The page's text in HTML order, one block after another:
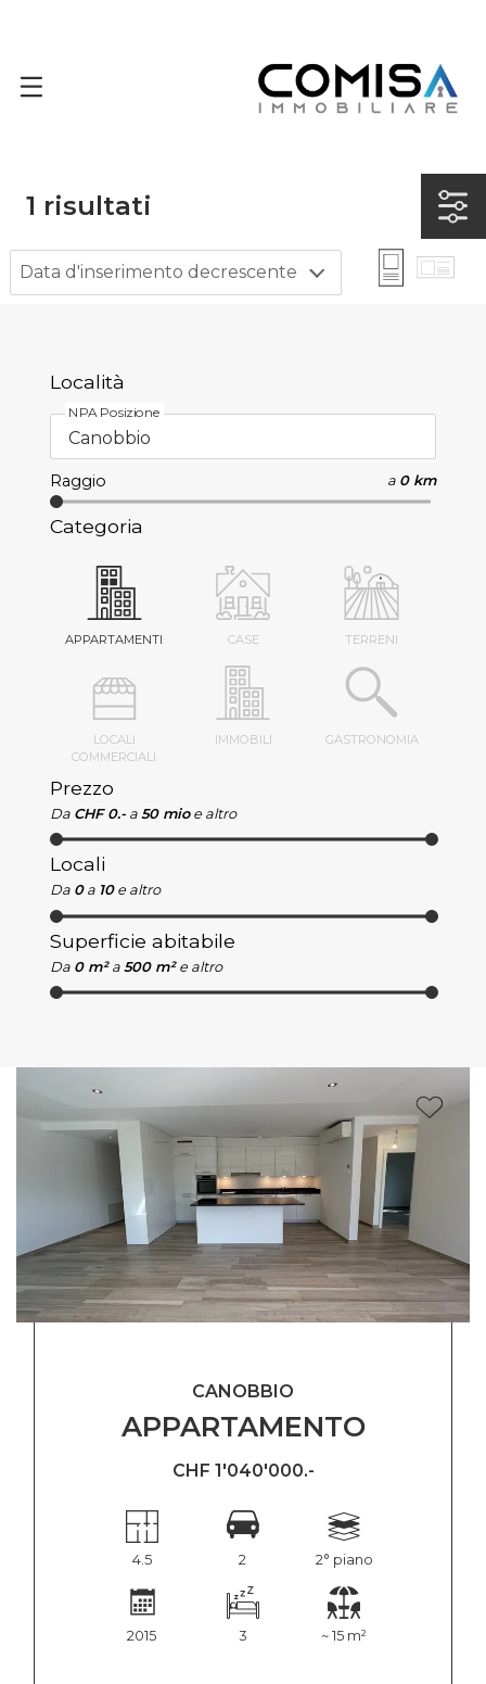
1 risultati
Data d'inserimento decrescente
Località
NPA Posizione
Raggio a 0 km
Categoria
APPARTAMENTI CASE TERRENI
LOCALI
COMMERCIALI
IMMOBILI GASTRONOMIA
Prezzo
Da CHF 0.- a 50 mio e altro
Locali
Da 0 a 10 e altro
Superficie abitabile
Da 0 m² a 500 m² e altro
APPARTAMENTO
CANOBBIO
CHF 1'040'000.-
4.5 2 2° piano
2015 3 ~ 15 m²